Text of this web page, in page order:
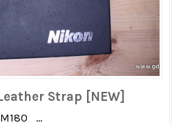
Strap [NEW]
...